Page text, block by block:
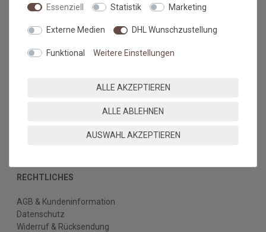
Entdeckungen.
ZUM BLOG
Zahlungsmethoden & Sicherheit
RECHTLICHES
AGB & Kundeninformation
Datenschutz
Widerruf & Rücksendung
Essenziell Statistik Marketing
Externe Medien DHL Wunschzustellung
Funktional Weitere Einstellungen
ALLE AKZEPTIEREN
ALLE ABLEHNEN
AUSWAHL AKZEPTIEREN